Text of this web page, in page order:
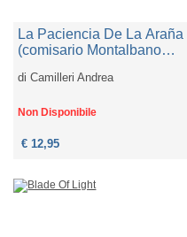
La Paciencia De La Araña
(comisario Montalbano
diCamilleri Andrea
Non Disponibile
€ 12,95